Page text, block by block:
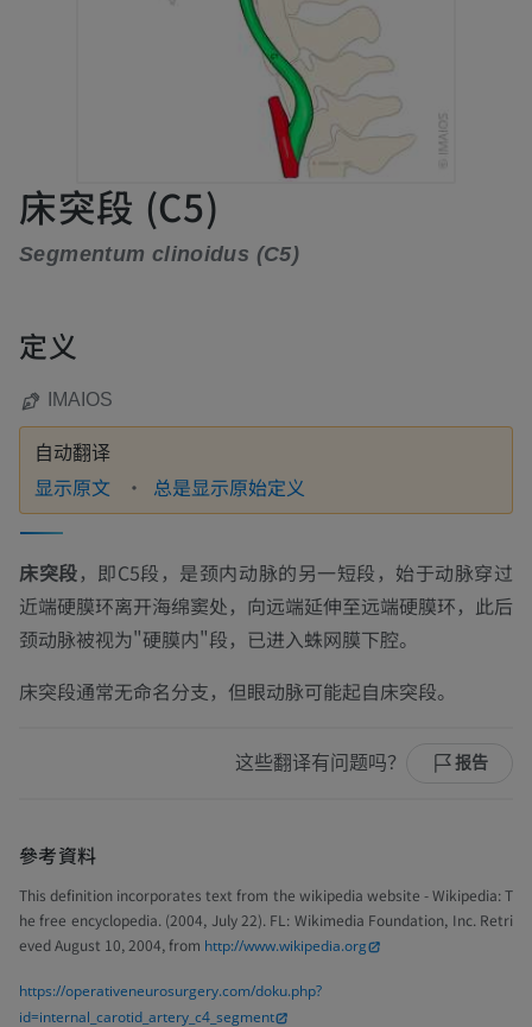
床突段 (C5)
Segmentum clinoidus (C5)
定义
IMAIOS
自动翻译
显示原文 总是显示原始定义
床突段，即C5段，是颈内动脉的另一短段，始于动脉穿过
近端硬膜环离开海绵窦处，向远端延伸至远端硬膜环，此后
颈动脉被视为"硬膜内"段，已进入蛛网膜下腔。
床突段通常无命名分支，但眼动脉可能起自床突段。
这些翻译有问题吗？ 报告
參考資料
This definition incorporates text from the wikipedia website - Wikipedia: T
he free encyclopedia. (2004, July 22). FL: Wikimedia Foundation, Inc. Retri
eved August 10, 2004, from http://www.wikipedia.org
https://operativeneurosurgery.com/doku.php?
id=internal_carotid_artery_c4_segment